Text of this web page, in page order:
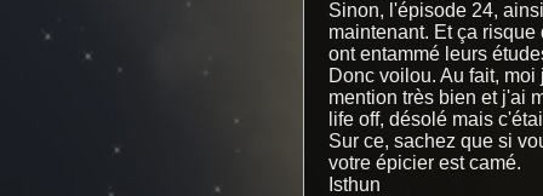
Sinon, l'épisode 24,
maintenant. Et ça
ont entammé leurs
Donc voilou. Au fait,
mention très bien et j'ai
life off, désolé mais
Sur ce, sachez que si
votre épicier est camé.
Isthun